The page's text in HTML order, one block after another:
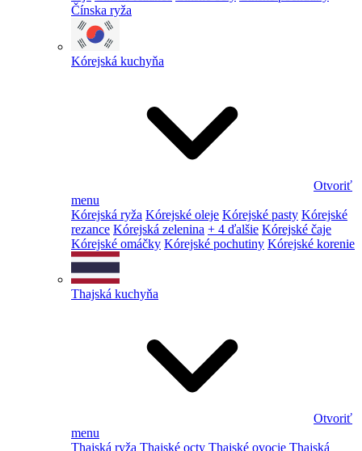
Čínska ryža
Kórejská kuchyňa
Otvoriť
menu
Kórejská ryža Kórejské oleje Kórejské pasty Kórejské
rezance Kórejská zelenina + 4 ďalšie Kórejské čaje
Kórejské omáčky Kórejské pochutiny Kórejské korenie
Thajská kuchyňa
Otvoriť
menu
Thajská ryža Thajské octy Thajské ovocie Thajská